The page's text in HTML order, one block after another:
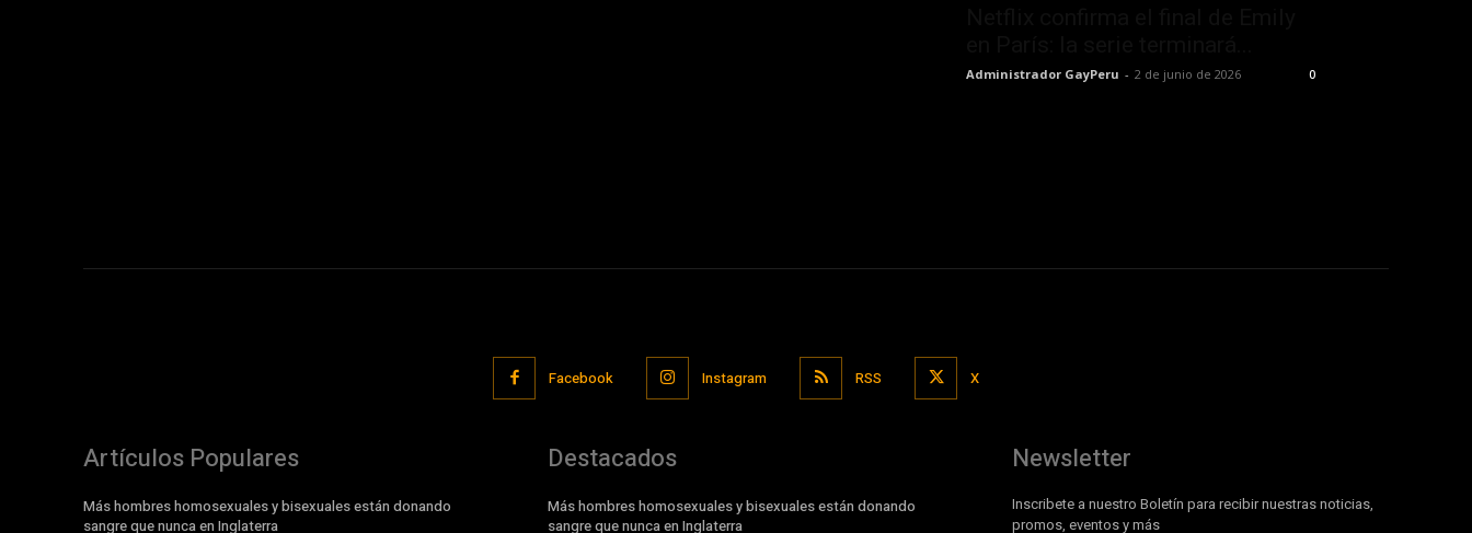
Administrador GayPeru - 2 de junio de 2026 0
Facebook Instagram RSS X
Artículos Populares
Más hombres homosexuales y bisexuales están donando
sangre que nunca en Inglaterra
Destacados
Más hombres homosexuales y bisexuales están donando
sangre que nunca en Inglaterra
Newsletter
Inscribete a nuestro Boletín para recibir nuestras noticias,
promos, eventos y más